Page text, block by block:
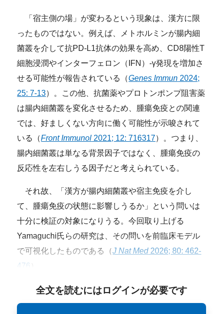
「宿主側の場」が変わるという現象は、漢方に限
ったものではない。例えば、メトホルミンが腸内細
菌叢を介して抗PD-L1抗体の効果を高め、CD8陽性T
細胞浸潤やインターフェロン（IFN）-γ発現を増加さ
せる可能性が報告されている（Genes Immun 2024;
25: 7-13）。この他、抗菌薬やプロトンポンプ阻害薬
は腸内細菌叢を変化させるため、腫瘍免疫との関連
では、好ましくない方向に働く可能性が示唆されて
いる（Front Immunol 2021; 12: 716317）。つまり、
腸内細菌叢は単なる背景因子ではなく、腫瘍免疫の
反応性を左右しうる因子だと考えられている。
それ故、「漢方が腸内細菌叢や宿主免疫を介し
て、腫瘍免疫の状態に影響しうるか」という問いは
十分に検証の対象になりうる。今回取り上げる
Yamaguchi氏らの研究は、その問いを前臨床モデル
で可視化したものである（J Nat Med2026; 80: 462-
476
全文を読むにはログインが必要です